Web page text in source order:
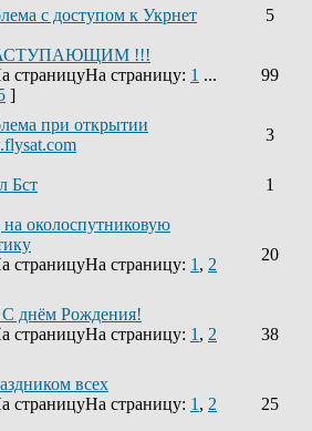
с доступом к Укрнет 5
!!!
На страницу: 1 ...
]
99
при открытии
3
Бст 1
околоспутниковую
На страницу: 1 , 2
20
днём Рождения!
На страницу: 1 , 2
38
всех
На страницу: 1 , 2
25